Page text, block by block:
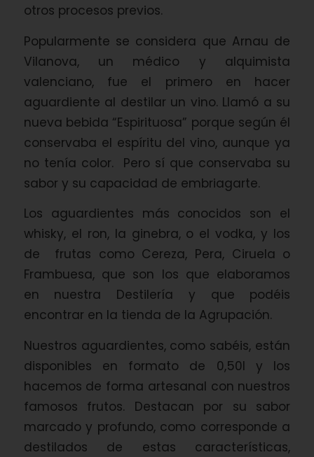
otros procesos previos.
Popularmente se considera que Arnau de
Vilanova, un médico y alquimista
valenciano, fue el primero en hacer
aguardiente al destilar un vino. Llamó a su
nueva bebida “Espirituosa” porque según él
conservaba el espíritu del vino, aunque ya
no tenía color. Pero sí que conservaba su
sabor y su capacidad de embriagarte.
Los aguardientes más conocidos son el
whisky, el ron, la ginebra, o el vodka, y los
de frutas como Cereza, Pera, Ciruela o
Frambuesa, que son los que elaboramos
en nuestra Destilería y que podéis
encontrar en la tienda de la Agrupación.
Nuestros aguardientes, como sabéis, están
disponibles en formato de 0,50l y los
hacemos de forma artesanal con nuestros
famosos frutos. Destacan por su sabor
marcado y profundo, como corresponde a
destilados de estas características,